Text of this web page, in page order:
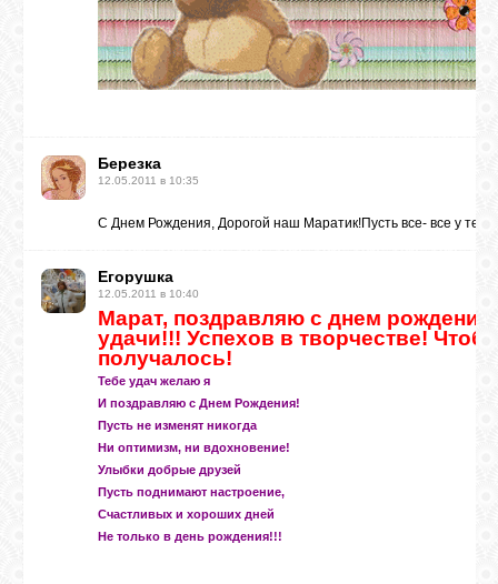
Березка
12.05.2011 в 10:35
С Днем Рождения, Дорогой наш Маратик!Пусть все- все у
Егорушка
12.05.2011 в 10:40
Марат, поздравляю с днем
удачи!!! Успехов в творчестве! Чтоб
получалось!
Тебе удач желаю я
И поздравляю с Днем Рождения!
Пусть не изменят никогда
Ни оптимизм, ни вдохновение!
Улыбки добрые друзей
Пусть поднимают настроение,
Счастливых и хороших дней
Не только в день рождения!!!